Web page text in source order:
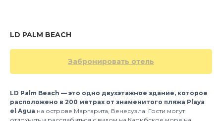
LD PALM BEACH
Забронировать отель
LD Palm Beach — это одно двухэтажное здание, которое
расположено в 200 метрах от знаменитого пляжа Playa
el Agua на острове Маргарита, Венесуэла. Гости могут